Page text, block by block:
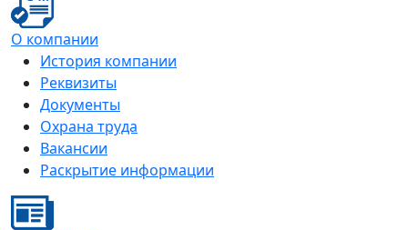
О компании
История компании
Реквизиты
Документы
Охрана труда
Вакансии
Раскрытие информации